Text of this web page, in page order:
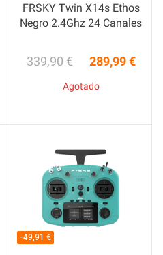
FRSKY Twin X14s Ethos
Negro 2.4Ghz 24 Canales
Precio base
339,90 € Precio
289,99 €
Agotado
-49,91 €